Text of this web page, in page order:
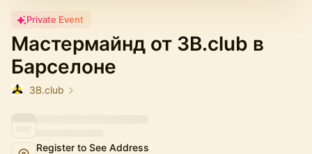
Private Event
Мастермайнд от 3B.club в
Барселоне
3B.club
Register to See Address